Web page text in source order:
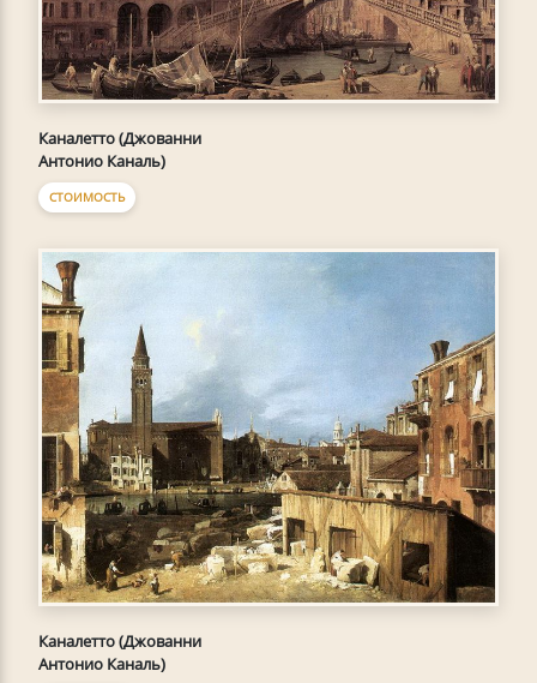
Каналетто (Джованни
Антонио Каналь)
СТОИМОСТЬ
Каналетто (Джованни
Антонио Каналь)